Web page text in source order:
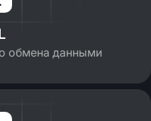
обмена данными